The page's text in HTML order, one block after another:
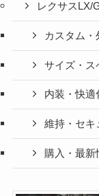
レクサスLX/
カスタム・
サイズ・ス
内装・快適
維持・セキ
購入・最新